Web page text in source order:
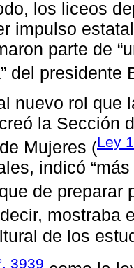
los liceos
impulso
parte de
del presidente
nuevo rol que
la Sección
Mujeres (Ley
indicó
de preparar
mostraba
de los
3939